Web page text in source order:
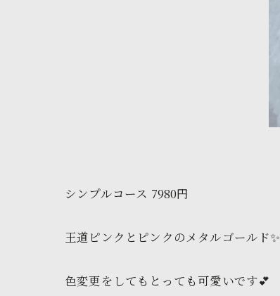
シンプルコース 7980円
王道ピンクとピンクのメタルゴールド✨️
色変更をしてもとっても可愛いです︎💕︎